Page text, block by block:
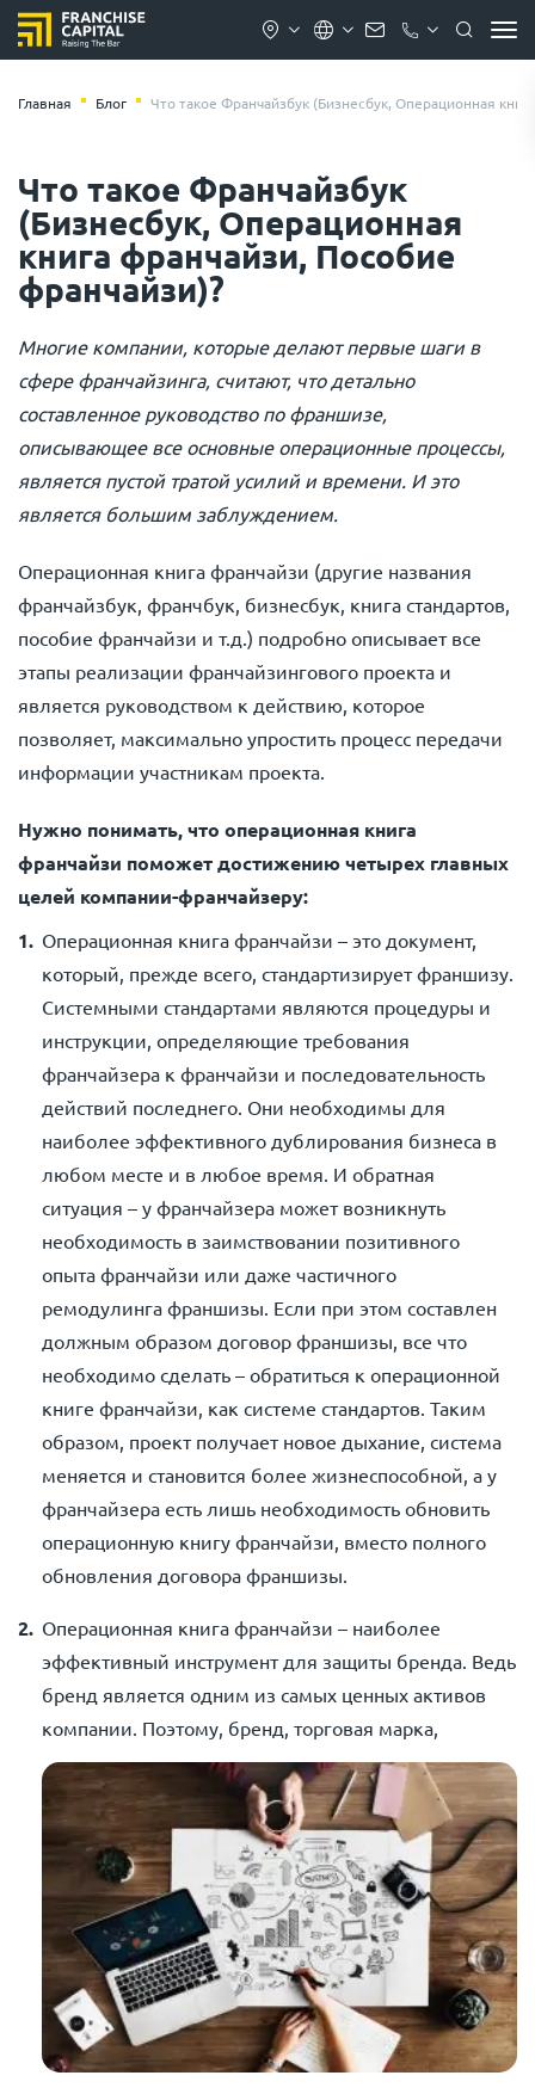
Главная Блог Что такое Франчайзбук (Бизнесбук, Операционная
Что такое Франчайзбук
(Бизнесбук, Операционная
книга франчайзи, Пособие
франчайзи)?
Многие компании, которые делают первые шаги в
сфере франчайзинга, считают, что детально
составленное руководство по франшизе,
описывающее все основные операционные процессы,
является пустой тратой усилий и времени. И это
является большим заблуждением.
Операционная книга франчайзи (другие названия
франчайзбук, франчбук, бизнесбук, книга стандартов,
пособие франчайзи и т.д.) подробно описывает все
этапы реализации франчайзингового проекта и
является руководством к действию, которое
позволяет, максимально упростить процесс передачи
информации участникам проекта.
Нужно понимать, что операционная книга
франчайзи поможет достижению четырех главных
целей компании-франчайзеру:
Операционная книга франчайзи – это документ,
который, прежде всего, стандартизирует франшизу.
Системными стандартами являются процедуры и
инструкции, определяющие требования
франчайзера к франчайзи и последовательность
действий последнего. Они необходимы для
наиболее эффективного дублирования бизнеса в
любом месте и в любое время. И обратная
ситуация – у франчайзера может возникнуть
необходимость в заимствовании позитивного
опыта франчайзи или даже частичного
ремодулинга франшизы. Если при этом составлен
должным образом договор франшизы, все что
необходимо сделать – обратиться к операционной
книге франчайзи, как системе стандартов. Таким
образом, проект получает новое дыхание, система
меняется и становится более жизнеспособной, а у
франчайзера есть лишь необходимость обновить
операционную книгу франчайзи, вместо полного
обновления договора франшизы.
Операционная книга франчайзи – наиболее
эффективный инструмент для защиты бренда. Ведь
бренд является одним из самых ценных активов
компании. Поэтому, бренд, торговая марка,